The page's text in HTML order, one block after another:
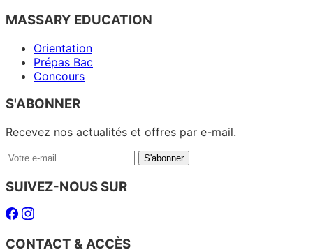
MASSARY EDUCATION
Orientation
Prépas Bac
Concours
S'ABONNER
Recevez nos actualités et offres par e-mail.
Votre
mail
S'abonner
SUIVEZ-NOUS SUR
Facebook
Instagram
CONTACT & ACCÈS